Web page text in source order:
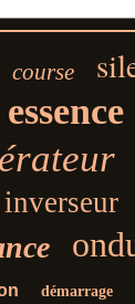
course
essence
inverseur
démarrage